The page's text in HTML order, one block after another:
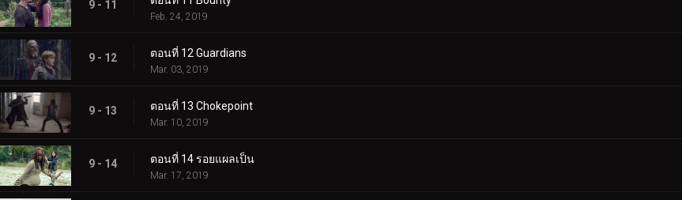
9 - 11
Feb. 24, 2019
9 - 12 ตอนที่ 12 Guardians
Mar. 03, 2019
9 - 13 ตอนที่ 13 Chokepoint
Mar. 10, 2019
9 - 14 ตอนที่ 14 รอยแผลเป็น
Mar. 17, 2019